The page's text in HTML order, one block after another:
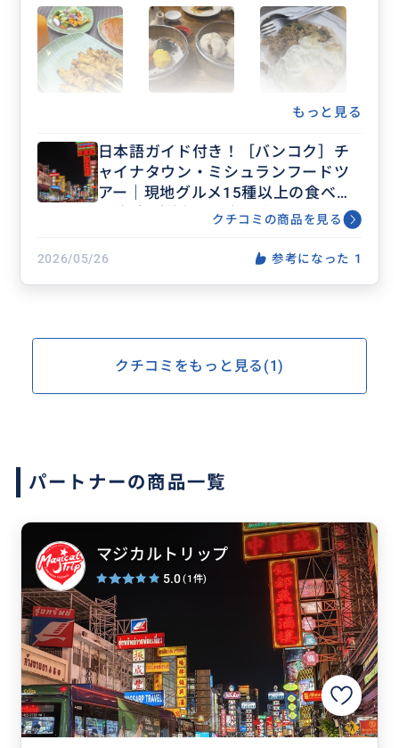
どれもとても美味しく、またタイに行った時は食べ
に行きたいなと思いました。
全部を完食していたらお腹いっぱいになってしまっ
て最後まで食べれないので、バランスよく最後まで
食べれるように調整すのが難しかったです（笑）
ありがとうございました。
もっと見る
日本語ガイド付き！［バンコク］チ
ャイナタウン・ミシュランフードツ
アー｜現地グルメ15種以上の食べ歩
き体験 （催行日：毎週火曜～日曜日
クチコミの商品を見る
2026/05/26 参考になった 1
クチコミをもっと見る(1)
パートナーの商品一覧
マジカルトリップ
5.0(1件)